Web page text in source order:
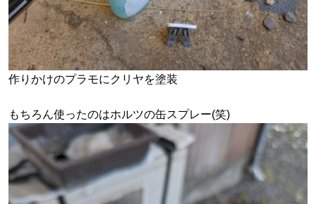
作りかけのプラモにクリヤを塗装
もちろん使ったのはホルツの缶スプレー(笑)